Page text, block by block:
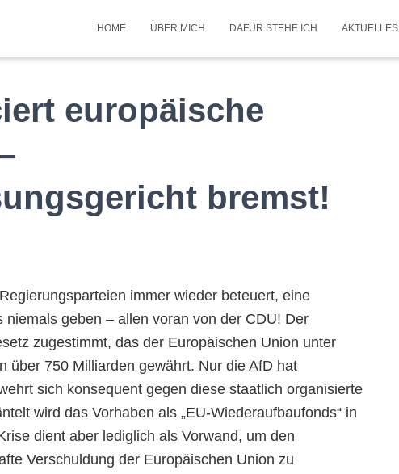
HOME ÜBER MICH DAFÜR STEHE ICH AKTUELLES
europäische
bremst!
immer wieder beteuert, eine
geben – allen voran von der CDU! Der
zugestimmt, das der Europäischen Union unter
über 750 Milliarden gewährt. Nur die AfD hat
sich konsequent gegen diese staatlich organisierte
wird das Vorhaben als „EU-Wiederaufbaufonds“ in
dient aber lediglich als Vorwand, um den
Verschuldung der Europäischen Union zu